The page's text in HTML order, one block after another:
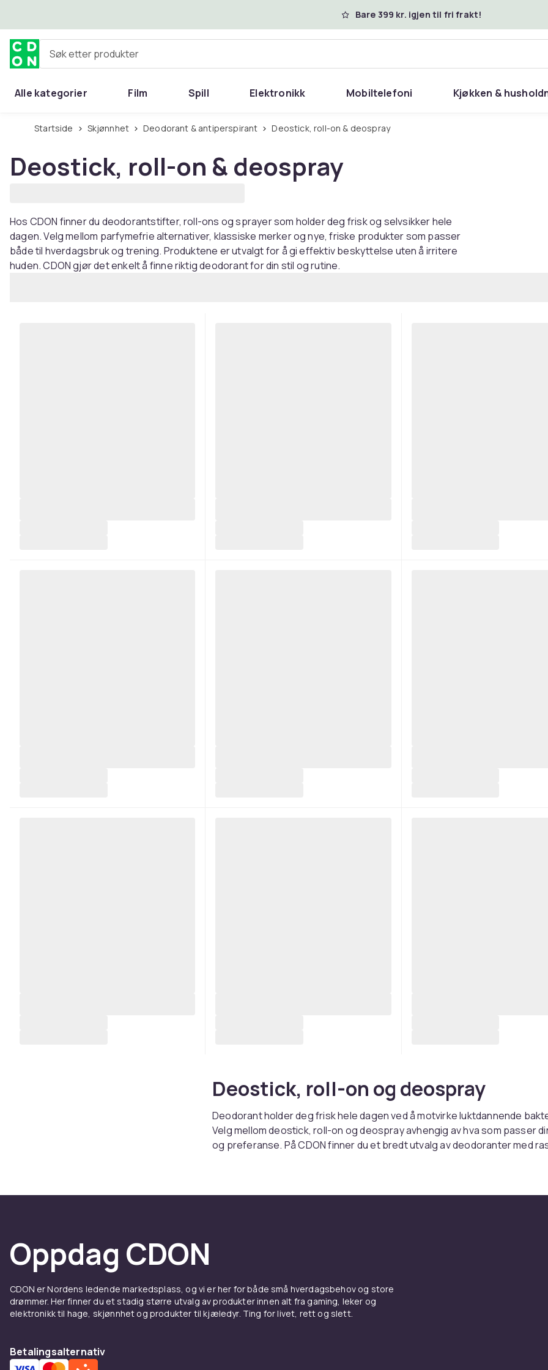
Bare 399 kr. igjen til fri frakt!
Søk etter produkter
Alle kategorier Film Spill Elektronikk Mobiltelefoni Kjøkken &
Startside Skjønnhet Deodorant & antiperspirant Deostick, roll-on & deospray
Deostick, roll-on & deospray
Hos CDON finner du deodorantstifter, roll-ons og sprayer som holder deg frisk og selvsikker hele
dagen. Velg mellom parfymefrie alternativer, klassiske merker og nye, friske produkter som passer
både til hverdagsbruk og trening. Produktene er utvalgt for å gi effektiv beskyttelse uten å irritere
huden. CDON gjør det enkelt å finne riktig deodorant for din stil og rutine.
Deostick, roll-on og deospray
Deodorant holder deg frisk hele dagen ved å motvirke luktdannende
Velg mellom deostick, roll-on og deospray avhengig av hva som passer
og preferanse. På CDON finner du et bredt utvalg av deodoranter med
Hvilken type passer for deg?
Deodorant eller antiperspirant?
Deodorant maskerer og motvirker lukt, men påvirker ikke
Trenger du også beskyttelse mot svette? Sjekk ut våre
Oppdag CDON
CDON er Nordens ledende markedsplass, og vi er her for både små hverdagsbehov og store
drømmer. Her finner du et stadig større utvalg av produkter innen alt fra gaming, leker og
elektronikk til hage, skjønnhet og produkter til kjæledyr. Ting for livet, rett og slett.
Betalingsalternativ